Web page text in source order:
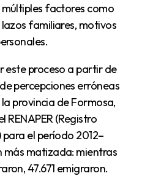
factores como
familiares, motivos
percepciones erróneas
provincia de Formosa,
RENAPER (Registro
el período 2012–
más matizada: mientras
47.671 emigraron.